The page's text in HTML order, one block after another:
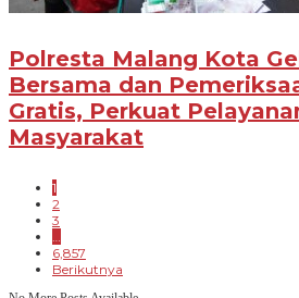
Polresta Malang Kota
Bersama dan
Gratis, Perkuat
Masyarakat
1
2
3
6,857
Berikutnya